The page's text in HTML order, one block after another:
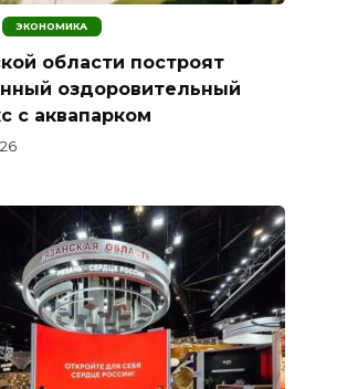
ЭКОНОМИКА
области построят
оздоровительный
с аквапарком